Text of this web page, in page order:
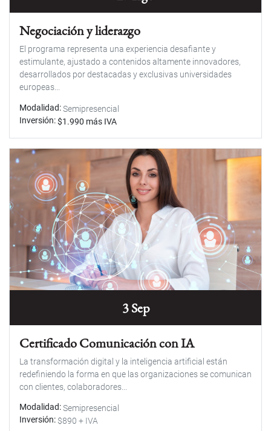
Negociación y liderazgo
El programa representa una experiencia desafiante y
estimulante, ajustado a contenidos altamente innovadores,
desarrollados por destacadas y exclusivas universidades
europeas...
Modalidad Semipresencial
Inversión $1.990 más IVA
3 Sep
Certificado Comunicación con IA
La transformación digital y la inteligencia artificial están
redefiniendo la forma en que las organizaciones se comunican
con clientes, colaboradores...
Modalidad Semipresencial
Inversión $890 + IVA